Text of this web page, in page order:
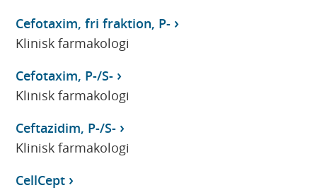
Cefotaxim, fri fraktion, P-
Klinisk farmakologi
Cefotaxim, P-/S-
Klinisk farmakologi
Ceftazidim, P-/S-
Klinisk farmakologi
CellCept